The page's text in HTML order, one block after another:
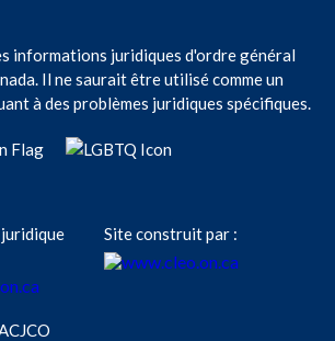
informations juridiques d'ordre général
Il ne saurait être utilisé comme un
à des problèmes juridiques spécifiques.
Site construit par :